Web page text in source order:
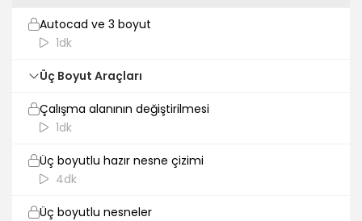
Autocad ve 3 boyut
1dk
Üç Boyut Araçları
Çalışma alanının değiştirilmesi
1dk
Üç boyutlu hazır nesne çizimi
4dk
Üç boyutlu nesneler